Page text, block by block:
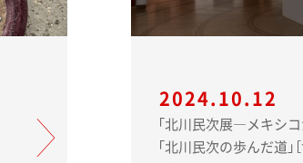
2024.10.12
「北川民次展―メキシ
「北川民次の歩んだ道